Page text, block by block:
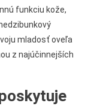
funkciu kože,
mladosť oveľa
z najúčinnejších